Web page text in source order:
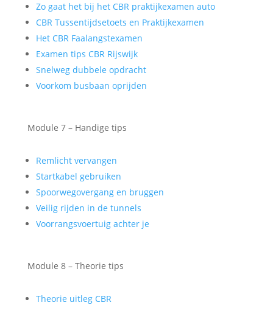
Zo gaat het bij het CBR praktijkexamen auto
CBR Tussentijdsetoets en Praktijkexamen
Het CBR Faalangstexamen
Examen tips CBR Rijswijk
Snelweg dubbele opdracht
Voorkom busbaan oprijden
Module 7 – Handige tips
Remlicht vervangen
Startkabel gebruiken
Spoorwegovergang en bruggen
Veilig rijden in de tunnels
Voorrangsvoertuig achter je
Module 8 – Theorie tips
Theorie uitleg CBR